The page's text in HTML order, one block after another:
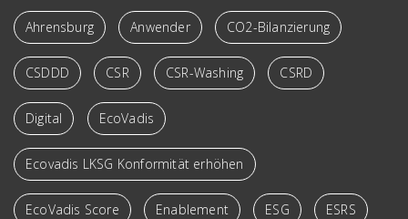
Ahrensburg Anwender CO2-Bilanzierung
CSDDD CSR CSR-Washing CSRD
Digital EcoVadis
Ecovadis LKSG Konformität erhöhen
EcoVadis Score Enablement ESG ESRS